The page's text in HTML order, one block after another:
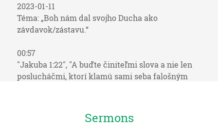
2023-01-11
Téma: „Boh nám dal svojho Ducha ako
závdavok/zástavu.“
00:57
"Jakuba 1:22", "A buďte činiteľmi slova a nie len
poslucháčmi, ktorí klamú sami seba falošným
"Hozeáš 4:1, 6", "Počujte slovo Hospodinovo, synovia
Sermons